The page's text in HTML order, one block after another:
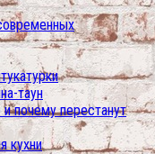
таун
почему перестанут
кухни